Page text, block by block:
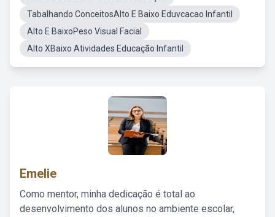
Tabalhando ConceitosAlto E Baixo Eduvcacao Infantil
Alto E BaixoPeso Visual Facial
Alto XBaixo Atividades Educação Infantil
Emelie
Como mentor, minha dedicação é total ao
desenvolvimento dos alunos no ambiente escolar,